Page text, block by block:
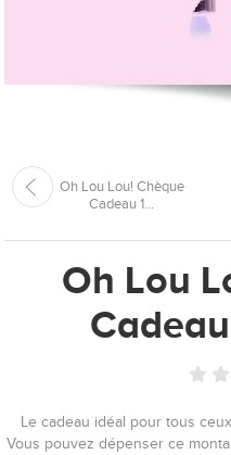
Oh Lou Lou! Chèque
Cadeau 1...
Oh Lou
Le cadeau idéal pour tous
Vous pouvez dépenser ce